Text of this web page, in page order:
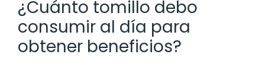
¿Cuánto tomillo debo
consumir al día para
obtener beneficios?